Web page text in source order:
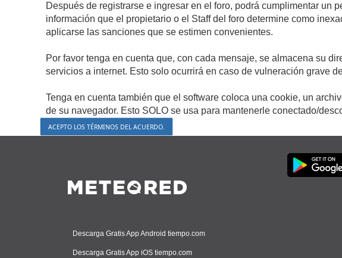
Después de registrarse e ingresar en el foro, podrá cumplimentar
información que el propietario o el Staff del foro determine como
aplicarse las sanciones que se estimen convenientes.
Por favor tenga en cuenta que, con cada mensaje, se almacena su
servicios a internet. Esto solo ocurrirá en caso de vulneración grave
Tenga en cuenta también que el software coloca una cookie, un
de su navegador. Esto SOLO se usa para mantenerle conectado/
Descarga Gratis App Android tiempo.com
Descarga Gratis App iOS tiempo.com